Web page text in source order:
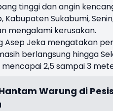
tinggi dan angin
Kabupaten Sukabumi,
mengalami kerusakan.
Asep Jeka mengatakan
berlangsung hingga
2,5 sampai 3
Warung di